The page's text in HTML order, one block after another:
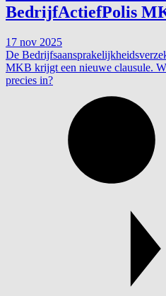
BedrijfActiefPolis
17 nov 2025
De
MKB krijgt een nieuwe clausule.
precies in?